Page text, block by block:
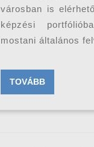
városban is
képzési
mostani általános
TOVÁBBTOVÁBB